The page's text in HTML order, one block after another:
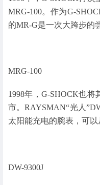
MRG-100。作为G-
的MR-G是一次大跨步的
MRG-100
1998年，G-SHOCK也
市。RAYSMAN“光人
太阳能充电的腕表，可
DW-9300J